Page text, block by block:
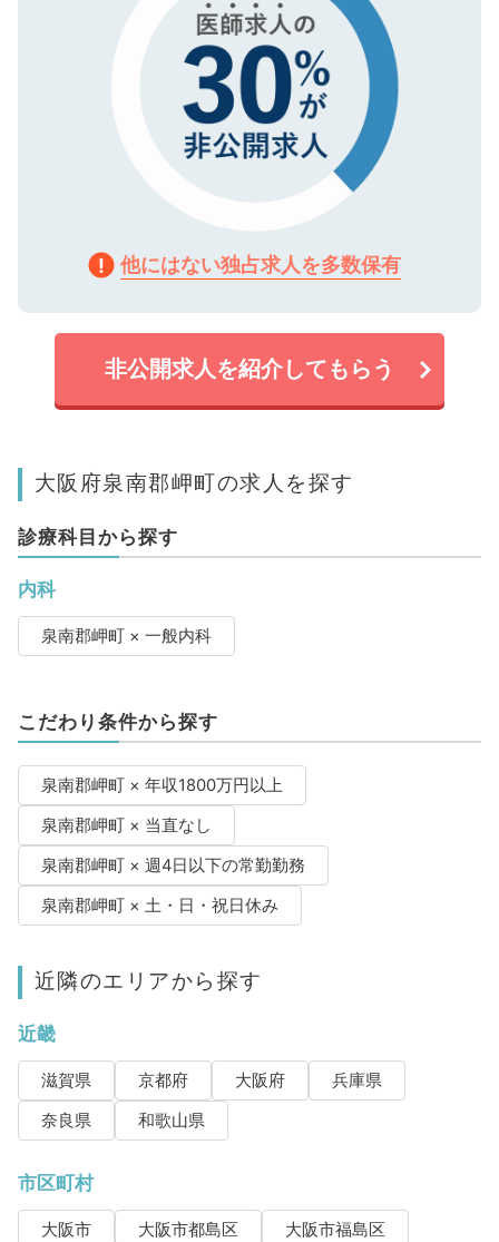
他にはない独占求人を多数保有
非公開求人を紹介してもらう
大阪府泉南郡岬町の求人を探す
診療科目から探す
内科
泉南郡岬町 × 一般内科
こだわり条件から探す
泉南郡岬町 × 年収1800万円以上
泉南郡岬町 × 当直なし
泉南郡岬町 × 週4日以下の常勤勤務
泉南郡岬町 × 土・日・祝日休み
近隣のエリアから探す
近畿
滋賀県 京都府 大阪府
兵庫県
奈良県
和歌山県
市区町村
大阪市 大阪市都島区
大阪市福島区